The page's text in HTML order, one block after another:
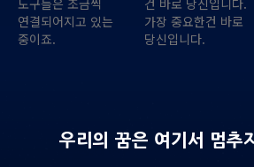
연결되어지고 있는
중이죠.
가장 중요한건 바로
당신입니다.
우리의 꿈은 여기서 멈추